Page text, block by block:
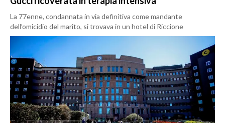
La 77enne, condannata in via definitiva come mandante
dell’omicidio del marito, si trovava in un hotel di Riccione